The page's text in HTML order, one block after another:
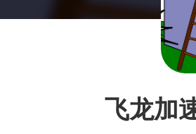
飞龙加